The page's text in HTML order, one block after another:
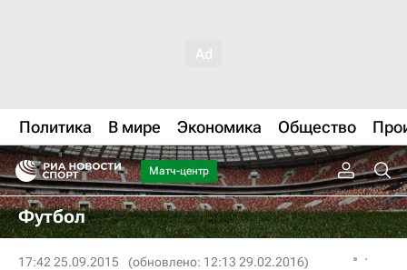
Политика В мире Экономика Общество
Матч-центр
Футбол
17:42 25.09.2015 (обновлено: 12:13 29.02.2016)